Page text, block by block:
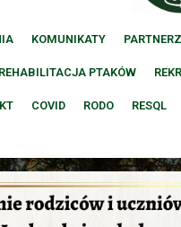
KOMUNIKATY
REHABILITACJA PTAKÓW
COVID RODO RESQL